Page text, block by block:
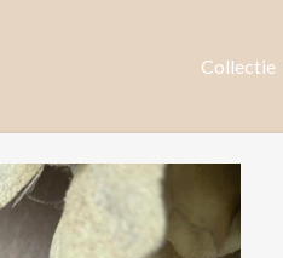
Collectie